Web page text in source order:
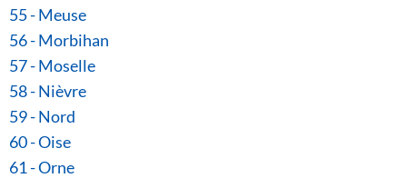
55 - Meuse
56 - Morbihan
57 - Moselle
58 - Nièvre
59 - Nord
60 - Oise
61 - Orne